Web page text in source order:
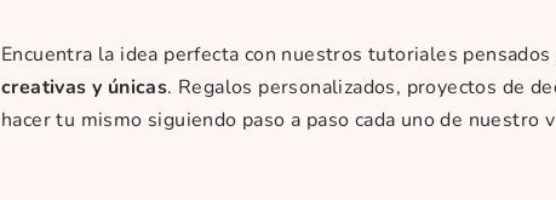
Encuentra la idea perfecta con nuestros tutoriales pensados
creativas y únicas. Regalos personalizados, proyectos de
hacer tu mismo siguiendo paso a paso cada uno de nuestro